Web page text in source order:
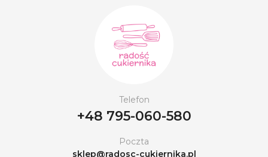
Telefon
+48 795-060-580
Poczta
sklep@radosc-cukiernika.pl